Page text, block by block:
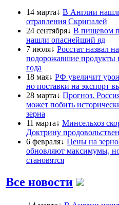
14 марта↓ В Англии
отравления Скрипалей
24 сентября↓ В пищевом
нашли опаснейший яд
7 июля↓ Росстат назвал
подорожавшие продукты
года
18 мая↓ РФ увеличит
но поставки на экспорт
28 марта↓ Прогноз.
может побить
зерна
11 марта↓ Минсельхоз
Доктрину
6 февраля↓ Цены на
обновляют максимумы,
становятся
Все новости